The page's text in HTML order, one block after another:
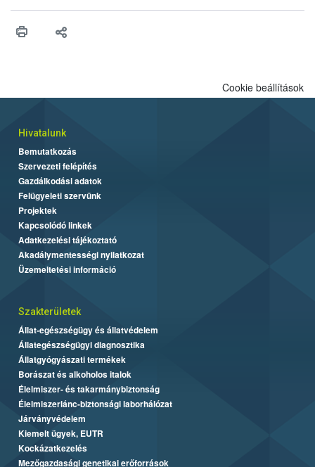
Cookie beállítások
Hivatalunk
Bemutatkozás
Szervezeti felépítés
Gazdálkodási adatok
Felügyeleti szervünk
Projektek
Kapcsolódó linkek
Adatkezelési tájékoztató
Akadálymentességi nyilatkozat
Üzemeltetési információ
Szakterületek
Állat-egészségügy és állatvédelem
Állategészségügyi diagnosztika
Állatgyógyászati termékek
Borászat és alkoholos italok
Élelmiszer- és takarmánybiztonság
Élelmiszerlánc-biztonsági laborhálózat
Járványvédelem
Kiemelt ügyek, EUTR
Kockázatkezelés
Mezőgazdasági genetikai erőforrások